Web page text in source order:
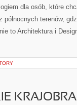
dla osób, które
terenów,
to Architektura i